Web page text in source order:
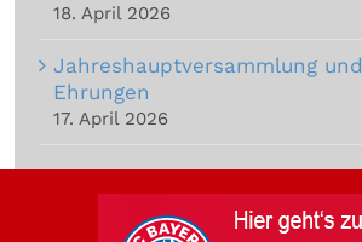
18. April 2026
Jahreshauptversammlung und
Ehrungen
17. April 2026